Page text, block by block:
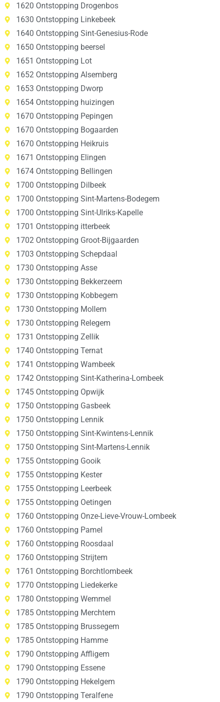
1620 Ontstopping Drogenbos
1630 Ontstopping Linkebeek
1640 Ontstopping Sint-Genesius-Rode
1650 Ontstopping beersel
1651 Ontstopping Lot
1652 Ontstopping Alsemberg
1653 Ontstopping Dworp
1654 Ontstopping huizingen
1670 Ontstopping Pepingen
1670 Ontstopping Bogaarden
1670 Ontstopping Heikruis
1671 Ontstopping Elingen
1674 Ontstopping Bellingen
1700 Ontstopping Dilbeek
1700 Ontstopping Sint-Martens-Bodegem
1700 Ontstopping Sint-Ulriks-Kapelle
1701 Ontstopping itterbeek
1702 Ontstopping Groot-Bijgaarden
1703 Ontstopping Schepdaal
1730 Ontstopping Asse
1730 Ontstopping Bekkerzeem
1730 Ontstopping Kobbegem
1730 Ontstopping Mollem
1730 Ontstopping Relegem
1731 Ontstopping Zellik
1740 Ontstopping Ternat
1741 Ontstopping Wambeek
1742 Ontstopping Sint-Katherina-Lombeek
1745 Ontstopping Opwijk
1750 Ontstopping Gasbeek
1750 Ontstopping Lennik
1750 Ontstopping Sint-Kwintens-Lennik
1750 Ontstopping Sint-Martens-Lennik
1755 Ontstopping Gooik
1755 Ontstopping Kester
1755 Ontstopping Leerbeek
1755 Ontstopping Oetingen
1760 Ontstopping Onze-Lieve-Vrouw-Lombeek
1760 Ontstopping Pamel
1760 Ontstopping Roosdaal
1760 Ontstopping Strijtem
1761 Ontstopping Borchtlombeek
1770 Ontstopping Liedekerke
1780 Ontstopping Wemmel
1785 Ontstopping Merchtem
1785 Ontstopping Brussegem
1785 Ontstopping Hamme
1790 Ontstopping Affligem
1790 Ontstopping Essene
1790 Ontstopping Hekelgem
1790 Ontstopping Teralfene